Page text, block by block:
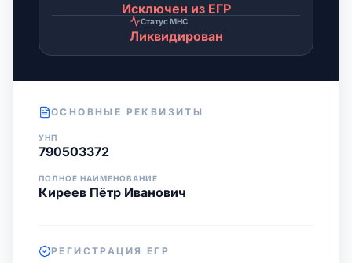
Исключен из ЕГР
Статус МНС
Ликвидирован
ОСНОВНЫЕ РЕКВИЗИТЫ
УНП
790503372
ПОЛНОЕ НАИМЕНОВАНИЕ
Киреев Пётр Иванович
РЕГИСТРАЦИЯ ЕГР